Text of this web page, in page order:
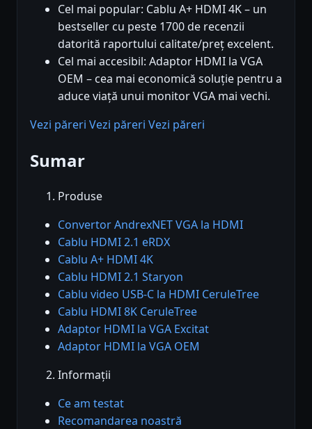
Cel mai popular: Cablu A+ HDMI 4K – un
bestseller cu peste 1700 de recenzii
datorită raportului calitate/preț excelent.
Cel mai accesibil: Adaptor HDMI la VGA
OEM – cea mai economică soluție pentru a
aduce viață unui monitor VGA mai vechi.
Vezi păreri Vezi păreri Vezi păreri
Sumar
Produse
Convertor AndrexNET VGA la HDMI
Cablu HDMI 2.1 eRDX
Cablu A+ HDMI 4K
Cablu HDMI 2.1 Staryon
Cablu video USB-C la HDMI CeruleTree
Cablu HDMI 8K CeruleTree
Adaptor HDMI la VGA Excitat
Adaptor HDMI la VGA OEM
Informații
Ce am testat
Recomandarea noastră